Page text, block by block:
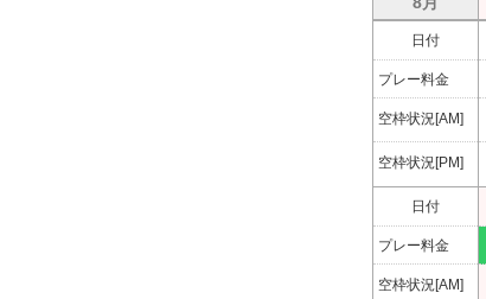
日付
プレー料金
空枠状況[AM]
空枠状況[PM]
日付
プレー料金
空枠状況[AM]